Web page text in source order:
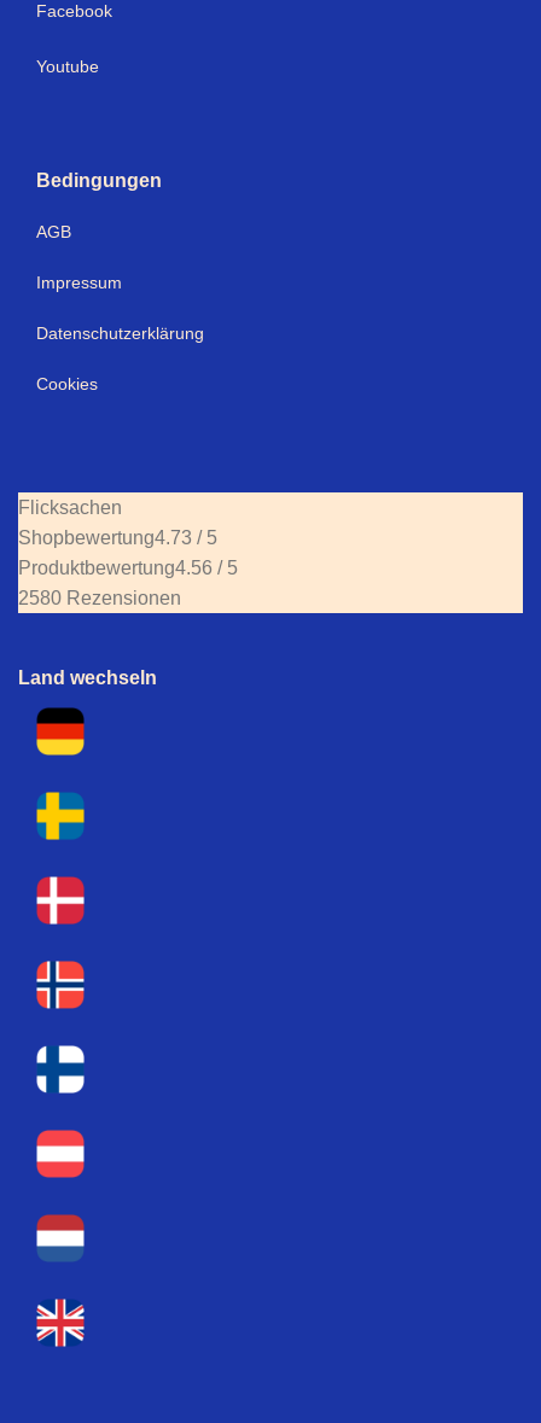
Facebook
Youtube
Bedingungen
AGB
Impressum
Datenschutzerklärung
Cookies
Flicksachen
Shopbewertung4.73 / 5
Produktbewertung4.56 / 5
2580 Rezensionen
Land wechseln